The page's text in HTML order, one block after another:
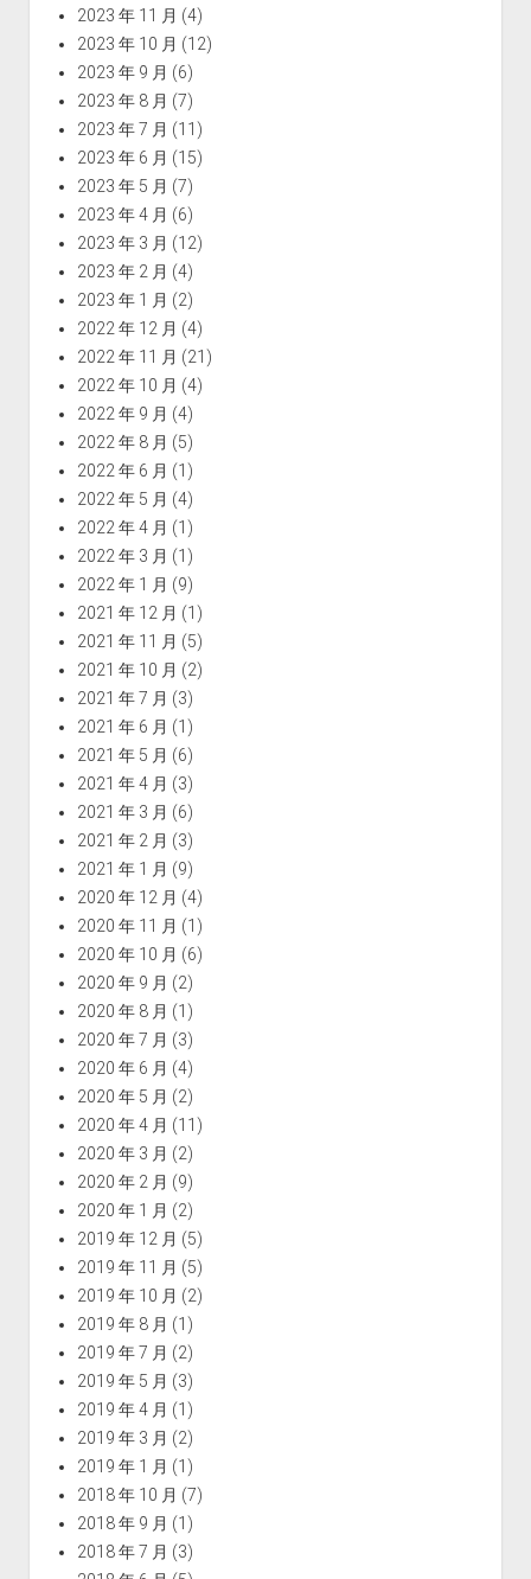
2023 年 11 月 (4)
2023 年 10 月 (12)
2023 年 9 月 (6)
2023 年 8 月 (7)
2023 年 7 月 (11)
2023 年 6 月 (15)
2023 年 5 月 (7)
2023 年 4 月 (6)
2023 年 3 月 (12)
2023 年 2 月 (4)
2023 年 1 月 (2)
2022 年 12 月 (4)
2022 年 11 月 (21)
2022 年 10 月 (4)
2022 年 9 月 (4)
2022 年 8 月 (5)
2022 年 6 月 (1)
2022 年 5 月 (4)
2022 年 4 月 (1)
2022 年 3 月 (1)
2022 年 1 月 (9)
2021 年 12 月 (1)
2021 年 11 月 (5)
2021 年 10 月 (2)
2021 年 7 月 (3)
2021 年 6 月 (1)
2021 年 5 月 (6)
2021 年 4 月 (3)
2021 年 3 月 (6)
2021 年 2 月 (3)
2021 年 1 月 (9)
2020 年 12 月 (4)
2020 年 11 月 (1)
2020 年 10 月 (6)
2020 年 9 月 (2)
2020 年 8 月 (1)
2020 年 7 月 (3)
2020 年 6 月 (4)
2020 年 5 月 (2)
2020 年 4 月 (11)
2020 年 3 月 (2)
2020 年 2 月 (9)
2020 年 1 月 (2)
2019 年 12 月 (5)
2019 年 11 月 (5)
2019 年 10 月 (2)
2019 年 8 月 (1)
2019 年 7 月 (2)
2019 年 5 月 (3)
2019 年 4 月 (1)
2019 年 3 月 (2)
2019 年 1 月 (1)
2018 年 10 月 (7)
2018 年 9 月 (1)
2018 年 7 月 (3)